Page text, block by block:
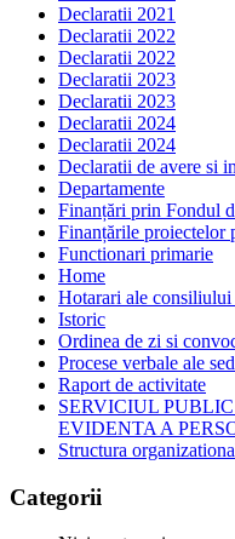
Declaratii 2021
Declaratii 2022
Declaratii 2022
Declaratii 2023
Declaratii 2023
Declaratii 2024
Declaratii 2024
Declaratii de avere si
Departamente
Finanțări prin Fondul
Finanțările proiectelor
Functionari primarie
Home
Hotarari ale consiliului
Istoric
Ordinea de zi si
Procese verbale ale
Raport de activitate
SERVICIUL
EVIDENTA A
Structura
Categorii